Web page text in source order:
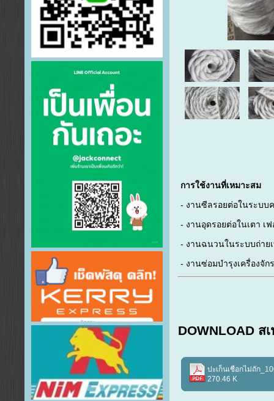
การใช้งานที่เหมาะสม
- งานซีลรอยต่อในระบบ
- งานอุดรอยต่อในเตา
- งานฉนวนในระบบถ่าย
- งานซ่อมบำรุงเครื่องจัก
DOWNLOAD ส
ปะเก็นเชือกไม่ถัก
270.46 K